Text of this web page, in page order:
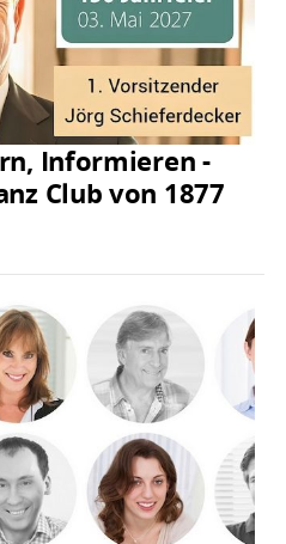
Informieren -
Club von 1877